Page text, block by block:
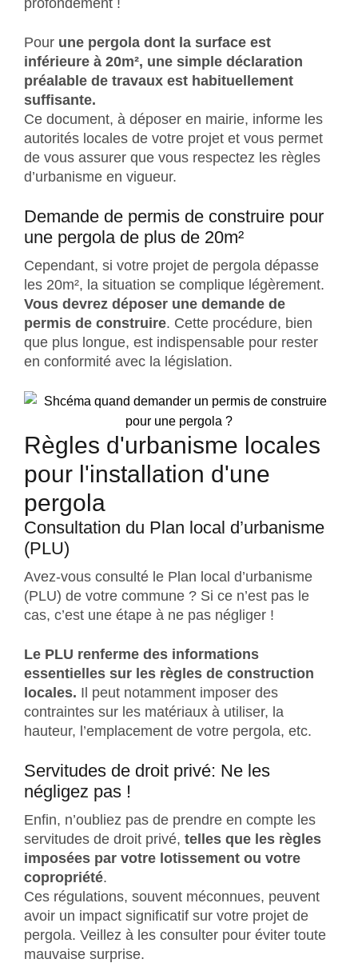
Pour une pergola dont la surface est
inférieure à 20m², une simple déclaration
préalable de travaux est habituellement
suffisante.
Ce document, à déposer en mairie, informe les
autorités locales de votre projet et vous permet
de vous assurer que vous respectez les règles
d’urbanisme en vigueur.
Demande de permis de construire pour
une pergola de plus de 20m²
Cependant, si votre projet de pergola dépasse
les 20m², la situation se complique légèrement.
Vous devrez déposer une demande de
permis de construire. Cette procédure, bien
que plus longue, est indispensable pour rester
en conformité avec la législation.
Règles d'urbanisme locales
pour l'installation d'une
pergola
Consultation du Plan local d’urbanisme
(PLU)
Avez-vous consulté le Plan local d’urbanisme
(PLU) de votre commune ? Si ce n’est pas le
cas, c’est une étape à ne pas négliger !
Le PLU renferme des informations
essentielles sur les règles de construction
locales. Il peut notamment imposer des
contraintes sur les matériaux à utiliser, la
hauteur, l’emplacement de votre pergola, etc.
Servitudes de droit privé: Ne les
négligez pas !
Enfin, n’oubliez pas de prendre en compte les
servitudes de droit privé, telles que les règles
imposées par votre lotissement ou votre
copropriété.
Ces régulations, souvent méconnues, peuvent
avoir un impact significatif sur votre projet de
pergola. Veillez à les consulter pour éviter toute
mauvaise surprise.